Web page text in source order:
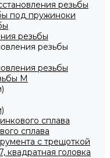
резьбы
под пружиноки
резьбы
резьбы
резьбы
M
сплава
сплава
с трещоткой
головка